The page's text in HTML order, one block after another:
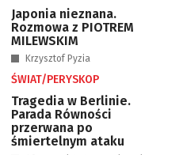
Japonia nieznana.
Rozmowa z PIOTREM
MILEWSKIM
Krzysztof Pyzia
ŚWIAT/PERYSKOP
Tragedia w Berlinie.
Parada Równości
przerwana po
śmiertelnym ataku